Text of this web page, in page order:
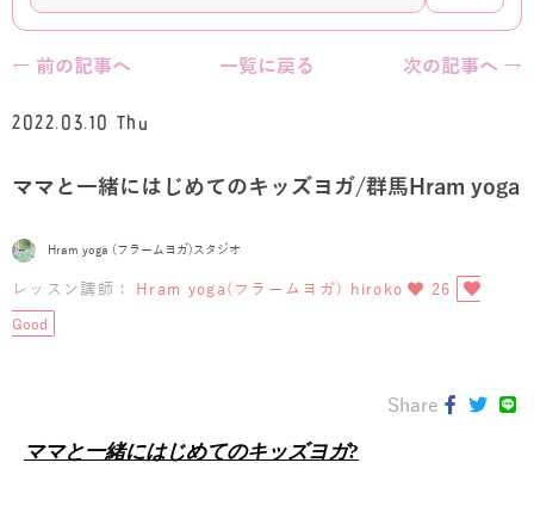
ヨガ資格講座 ›
← 前の記事へ 一覧に戻る 次の記事へ →
2022.03.10 Thu
ママと一緒にはじめてのキッズヨガ/群馬Hram yoga
Hram yoga (フラームヨガ)スタジオ
レッスン講師： Hram yoga(フラームヨガ) hiroko 26
Good
Share
ママと一緒にはじめてのキッズヨガ?